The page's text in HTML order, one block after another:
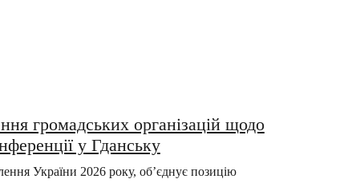
громадських організацій щодо
у Гданську
України 2026 року, об’єднує позицію